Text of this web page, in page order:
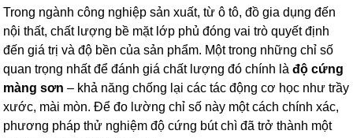
SỬ
DỤNG
DỤNG
CỤ
ĐO
ĐỘ
CỨNG
SƠN
Trong ngành công nghiệp sản xuất, từ ô tô, đồ gia dụng đến
nội thất, chất lượng bề mặt lớp phủ đóng vai trò quyết định
đến giá trị và độ bền của sản phẩm. Một trong những chỉ số
quan trọng nhất để đánh giá chất lượng đó chính làđộ cứng
màng sơn – khả năng chống lại các tác động cơ học như trầy
xước, mài mòn. Để đo lường chỉ số này một cách chính xác,
phương pháp thử nghiệm độ cứng bút chì đã trở thành một